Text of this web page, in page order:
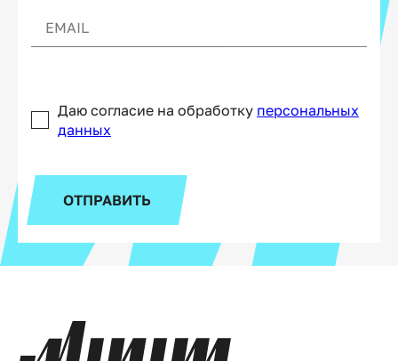
Даю согласие на обработку персональных
данных
ОТПРАВИТЬ